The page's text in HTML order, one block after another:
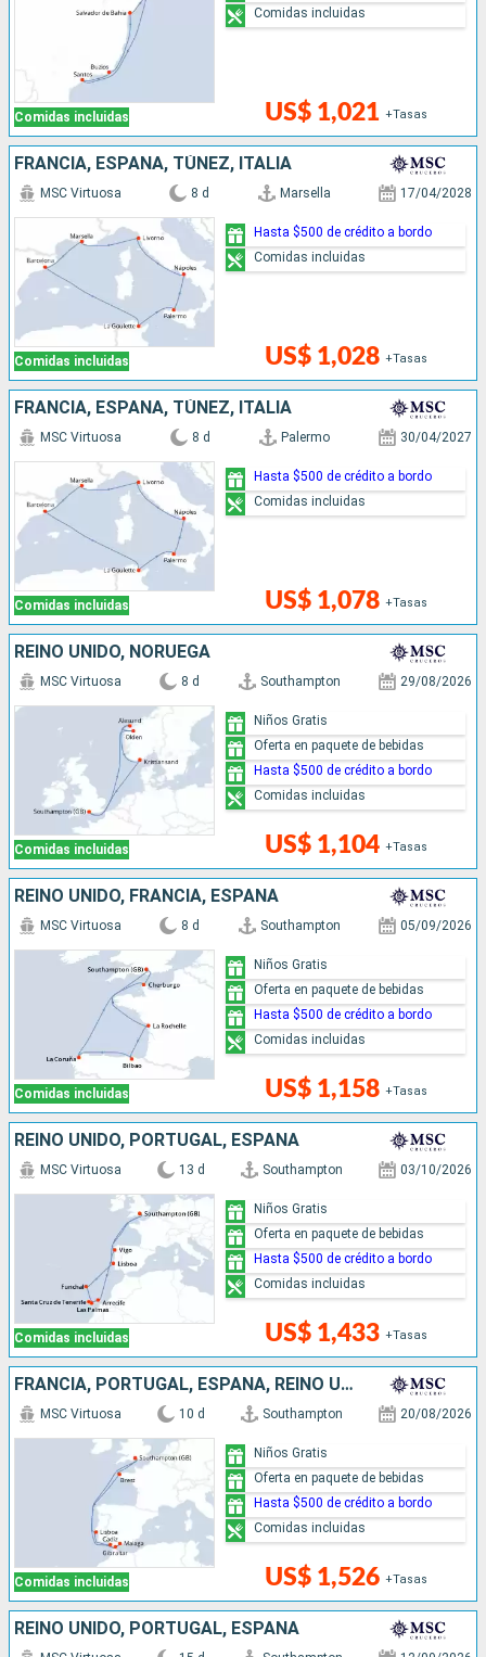
Comidas incluidas US$ 1,021 +Tasas
Comidas incluidas
FRANCIA, ESPAÑA, TÚNEZ, ITALIA
Comidas incluidas
MSC Virtuosa 8 d Marsella 17/04/2028
US$ 1,028 +Tasas
Hasta $500 de crédito a bordo
Comidas incluidas
FRANCIA, ESPAÑA, TÚNEZ, ITALIA
Comidas incluidas
MSC Virtuosa 8 d Palermo 30/04/2027
US$ 1,078 +Tasas
Hasta $500 de crédito a bordo
Comidas incluidas
REINO UNIDO, NORUEGA
Comidas incluidas
MSC Virtuosa 8 d Southampton 29/08/2026
US$ 1,104 +Tasas
Niños Gratis
Oferta en paquete de bebidas
Hasta $500 de crédito a bordo
Comidas incluidas
REINO UNIDO, FRANCIA, ESPAÑA
Comidas incluidas
MSC Virtuosa 8 d Southampton 05/09/2026
US$ 1,158 +Tasas
Niños Gratis
Oferta en paquete de bebidas
Hasta $500 de crédito a bordo
Comidas incluidas
REINO UNIDO, PORTUGAL, ESPAÑA
Comidas incluidas
MSC Virtuosa 13 d Southampton 03/10/2026
US$ 1,433 +Tasas
Niños Gratis
Oferta en paquete de bebidas
Hasta $500 de crédito a bordo
Comidas incluidas
FRANCIA, PORTUGAL, ESPAÑA, REINO UNIDO
Comidas incluidas
MSC Virtuosa 10 d Southampton 20/08/2026
US$ 1,526 +Tasas
Niños Gratis
Oferta en paquete de bebidas
Hasta $500 de crédito a bordo
Comidas incluidas
REINO UNIDO, PORTUGAL, ESPAÑA